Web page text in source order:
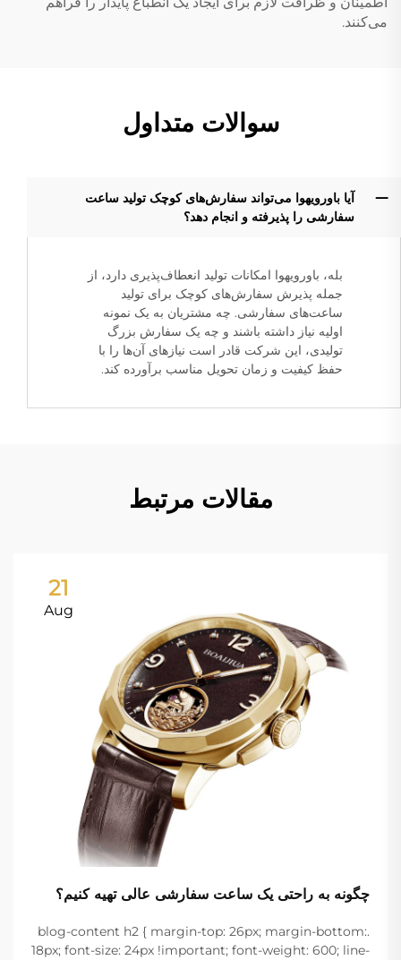
می‌کنند.
سوالات متداول
آیا باورویهوا می‌تواند سفارش‌های کوچک تولید ساعت
سفارشی را پذیرفته و انجام دهد؟
بله، باورویهوا امکانات تولید انعطاف‌پذیری دارد، از
جمله پذیرش سفارش‌های کوچک برای تولید
ساعت‌های سفارشی. چه مشتریان به یک نمونه
اولیه نیاز داشته باشند و چه یک سفارش بزرگ
تولیدی، این شرکت قادر است نیازهای آن‌ها را با
حفظ کیفیت و زمان تحویل مناسب برآورده کند.
مقالات مرتبط
21
Aug
چگونه به راحتی یک ساعت سفارشی عالی تهیه کنیم؟
.blog-content h2 { margin-top: 26px; margin-bottom:
18px; font-size: 24px !important; font-weight: 600; line-